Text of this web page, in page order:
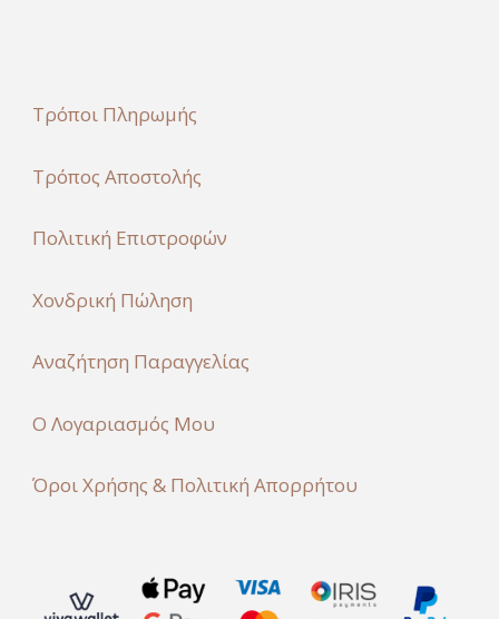
Τρόποι Πληρωμής
Τρόπος Αποστολής
Πολιτική Επιστροφών
Χονδρική Πώληση
Αναζήτηση Παραγγελίας
Ο Λογαριασμός Μου
Όροι Χρήσης & Πολιτική Απορρήτου